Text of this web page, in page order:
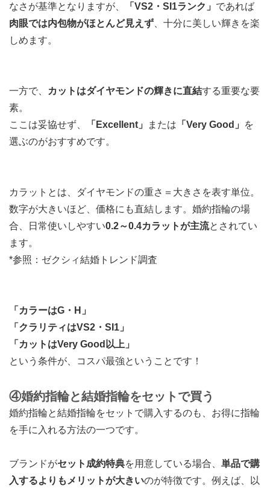
なさが基準となりますが、
「VS2・SI1ランク」 であれば
肉眼では内包物がほとんど見えず 、十分に美しい輝きを楽
しめます。
一方で、 カットはダイヤモンドの輝きに直結する重要な要
素。
ここは妥協せず、
「Excellent」 または 「Very Good」
を
選ぶのがおすすめです。
カラットとは、ダイヤモンドの重さ＝大きさを表す単位。
数字が大きいほど、価格にも直結します。婚約指輪の場
合、日常使いしやすい0.2～0.4カラットが主流とされてい
ます。
*参照：ゼクシィ結婚トレンド調査
「カラーはG・H」
「クラリティはVS2・SI1」
「カットはVery Good以上」
という条件が、コスパ最強ということです！
④婚約指輪と結婚指輪をセットで買う
婚約指輪と結婚指輪をセットで購入するのも、お得に指輪
を手に入れる方法の一つです。
ブランドがセット成約特典を用意している場合、 単品で購
入するよりもメリットが大きいのが特徴です。例えば、以